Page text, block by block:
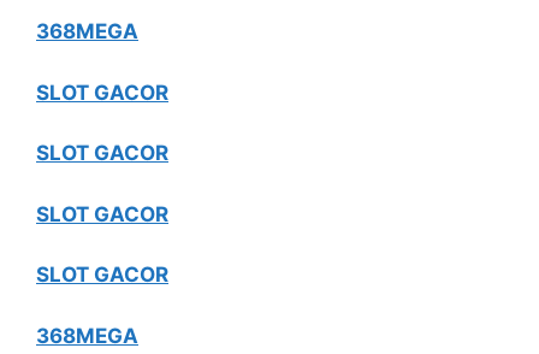
368MEGA
SLOT GACOR
SLOT GACOR
SLOT GACOR
SLOT GACOR
368MEGA